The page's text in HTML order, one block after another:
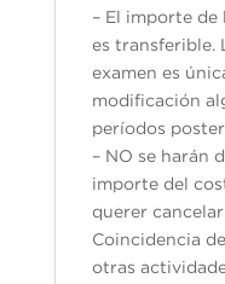
– El importe
es transferible.
examen es
modificación
períodos
– NO se harán
importe del
querer
Coincidencia
otras